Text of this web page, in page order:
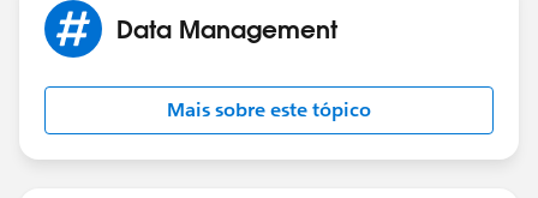
Data Management
Mais sobre este tópico